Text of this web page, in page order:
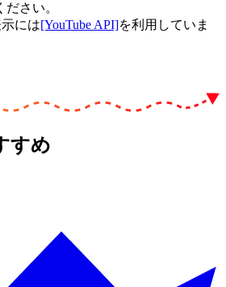
さい。
には[YouTube API]を利用していま
すめ